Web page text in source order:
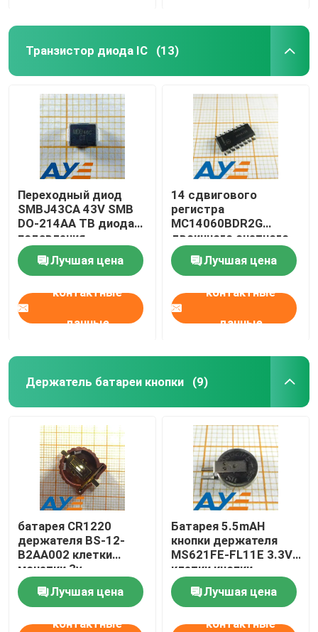
Транзистор диода IC (13)
Переходный диод
SMBJ43CA 43V SMB
DO-214AA ТВ диода
подавления
напряжения тока
Лучшая цена
контактные
данные
14 сдвигового
регистра
MC14060BDR2G
двоичного счетного
устройства этапа 3-
18V
Лучшая цена
контактные
данные
Держатель батареи кнопки (9)
батарея CR1220
держателя BS-12-
B2AA002 клетки
монетки 3v
применимая
Лучшая цена
контактные
Батарея 5.5mAH
кнопки держателя
MS621FE-FL11E 3.3V
клетки кнопки
перезаряжаемые
Лучшая цена
контактные